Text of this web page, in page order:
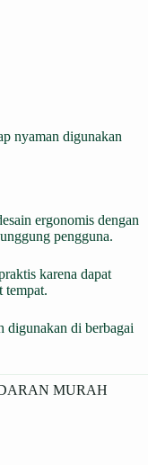
nyaman digunakan
ergonomis dengan
pengguna.
karena dapat
tempat.
digunakan di berbagai
MURAH